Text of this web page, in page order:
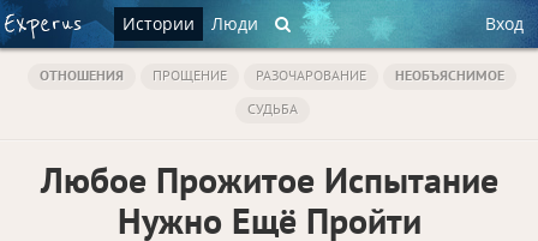
Истории Люди Вход
ОТНОШЕНИЯ ПРОЩЕНИЕ РАЗОЧАРОВАНИЕ
НЕОБЪЯСНИМОЕ
СУДЬБА
Любое Прожитое Испытание
Нужно Ещё Пройти